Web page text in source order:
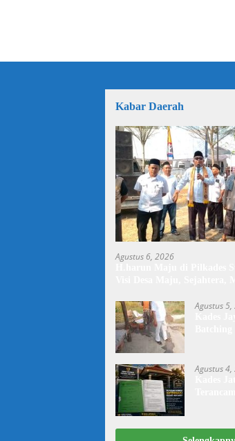
Kabar Daerah
Agustus 6, 2026
Agustus
Agustus
Komisi